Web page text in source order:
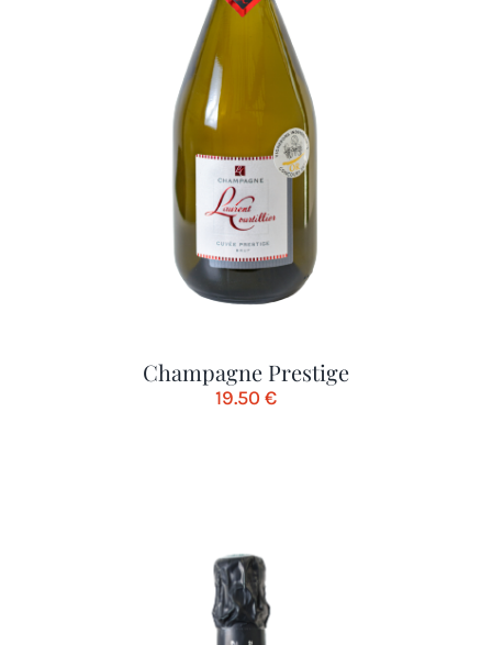
Champagne Prestige
19.50 €